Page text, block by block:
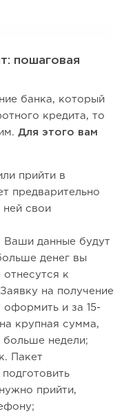
пошаговая
банка, который
кредита, то
Для этого вам
прийти в
предварительно
ней свои
Ваши данные будут
денег вы
отнесутся к
на получение
оформить и за 15-
крупная сумма,
недели;
Пакет
прийти,